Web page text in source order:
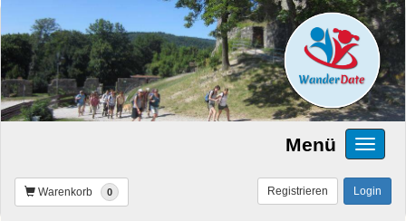
Menü
Warenkorb 0 Login
Registrieren